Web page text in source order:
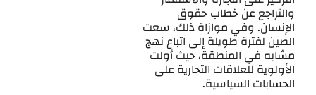
والتراجع عن خطاب حقوق
الإنسان. وفي موازاة ذلك، سعت
الصين لفترة طويلة إلى اتباع نهج
مشابه في المنطقة، حيث أولت
الأولوية للعلاقات التجارية على
الحسابات السياسية.